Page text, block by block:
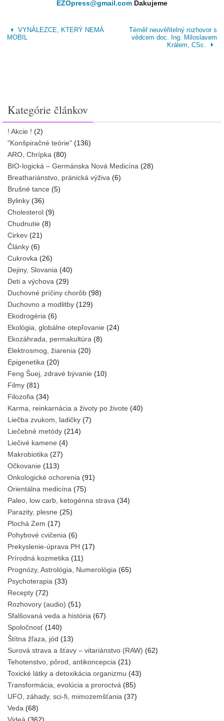
EZOpress@gmail.com Ďakujeme
VYNÁLEZCE, KTERÝ NEMÁ
MOBIL
Téměř neuvěřitelný rozhovor s
vědcem doc. Ing. Miloslavem
Králem, CSc.
Kategórie článkov
! Akcie ! (2)
"Konšpiračné teórie" (136)
ARO, Chrípka (80)
BIO-logická – Germánska Nová Medicína (28)
Breathariánstvo, pránická výživa (6)
Brušné tance (5)
Bylinky (36)
Cholesterol (9)
Chudnutie (8)
Cirkev (21)
Články (6)
Cukrovka (26)
Dejiny, Slovania (40)
Deti a výchova (29)
Duchovné príčiny chorôb (98)
Duchovno a modlitby (129)
Ekodrogéria (6)
Ekológia, globálne otepľovanie (24)
Ekozáhrada, permakultúra (8)
Elektrosmog, žiarenia (20)
Epigenetika (20)
Feng Šuej, zdravé bývanie (10)
Filmy (81)
Filozofia (34)
Karma, reinkarnácia a životy po živote (40)
Liečba zvukom, ladičky (7)
Liečebné metódy (214)
Liečivé kamene (4)
Makrobiotika (27)
Očkovanie (113)
Onkologické ochorenia (91)
Orientálna medicína (75)
Paleo, low carb, ketogénna strava (34)
Parazity, plesne (25)
Plochá Zem (17)
Pohybové cvičenia (6)
Prekyslenie-úprava PH (17)
Prírodná kozmetika (11)
Prognózy, Astrológia, Numerológia (65)
Psychoterapia (33)
Recepty (72)
Rozhovory (audio) (51)
Sfalšovaná veda a história (67)
Spoločnosť(140)
Štítna žľaza, jód (13)
Surová strava a šťavy – vitariánstvo (RAW) (62)
Tehotenstvo, pôrod, antikoncepcia (21)
Toxické látky a detoxikácia organizmu (43)
Transformácia, evolúcia a proroctvá (85)
UFO, záhady, sci-fi, mimozemšťania (37)
Veda (68)